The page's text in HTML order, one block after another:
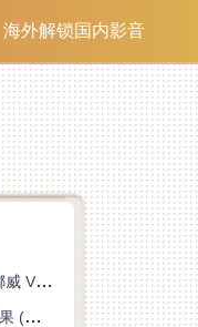
海外解锁国内影音
别慌！在国外看世界杯中文直播挪威 VS 英格兰仅限中国大陆？这篇指南帮你搞定
在海外看世界杯直播英格兰 vs 刚果 (金)当前地区不可播放？这篇指南帮你突破所有限制